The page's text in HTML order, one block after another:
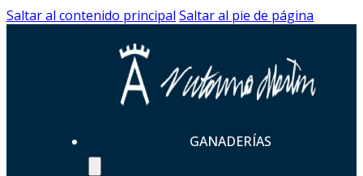
Saltar al contenido principal Saltar al pie de página
GANADERÍAS